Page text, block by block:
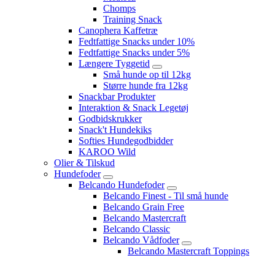
Chomps
Training Snack
Canophera Kaffetræ
Fedtfattige Snacks under 10%
Fedtfattige Snacks under 5%
Længere Tyggetid
Små hunde op til 12kg
Større hunde fra 12kg
Snackbar Produkter
Interaktion & Snack Legetøj
Godbidskrukker
Snack't Hundekiks
Softies Hundegodbidder
KAROO Wild
Olier & Tilskud
Hundefoder
Belcando Hundefoder
Belcando Finest - Til små hunde
Belcando Grain Free
Belcando Mastercraft
Belcando Classic
Belcando Vådfoder
Belcando Mastercraft Toppings